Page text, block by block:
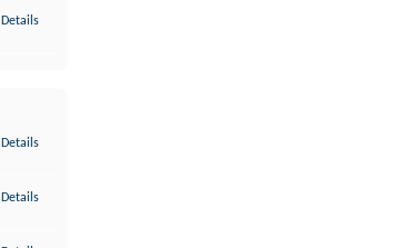
Details
Details
Details